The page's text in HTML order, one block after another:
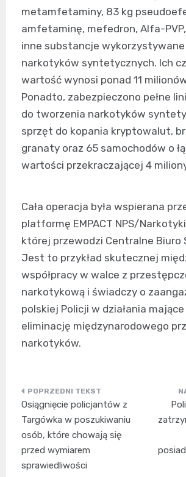
metamfetaminy, 83 kg
amfetaminę, mefedron, Alfa-
inne substancje
narkotyków syntetycznych. Ich
wartość wynosi ponad 11
Ponadto, zabezpieczono pełne
do tworzenia narkotyków
sprzęt do kopania kryptowalut,
granaty oraz 65 samochodów o
wartości przekraczającej 4
Cała operacja była wspierana
platformę EMPACT NPS/
której przewodzi Centralne Biuro
Jest to przykład skutecznej
współpracy w walce z
narkotykową i świadczy o
polskiej Policji w działania
eliminację międzynarodowego
narkotyków.
Nawigacja
wpisu
Osiągnięcie policjantów z
Targówka w poszukiwaniu
osób, które chowają się
przed wymiarem
sprawiedliwości